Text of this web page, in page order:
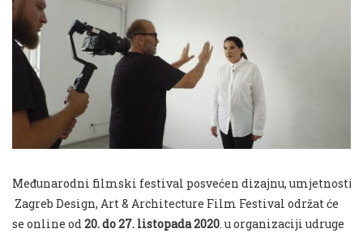
Međunarodni filmski festival posvećen dizajnu, umjetnosti
Zagreb Design, Art & Architecture Film Festival održatće
se online od20. do 27. listopada 2020. u organizaciji udruge